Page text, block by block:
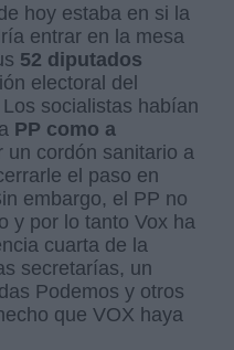
hoy estaba en si la
entrar en la mesa
52 diputados
electoral del
socialistas habían
PP como a
un cordón sanitario a
el paso en
embargo, el PP no
y por lo tanto Vox ha
cuarta de la
secretarías, un
Podemos y otros
que VOX haya